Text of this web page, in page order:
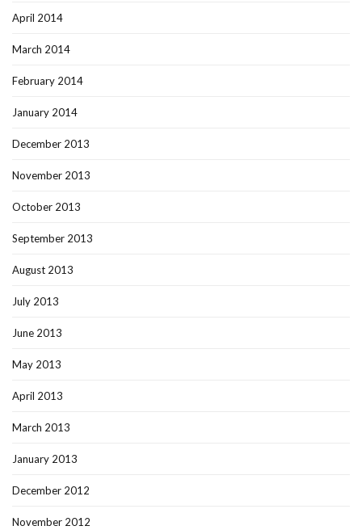
April 2014
March 2014
February 2014
January 2014
December 2013
November 2013
October 2013
September 2013
August 2013
July 2013
June 2013
May 2013
April 2013
March 2013
January 2013
December 2012
November 2012